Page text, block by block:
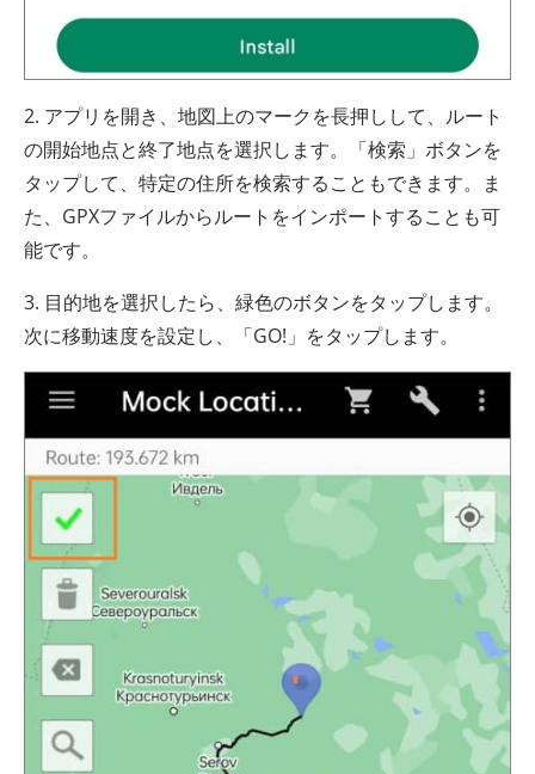
2. アプリを開き、地図上のマークを長押しして、ルート
の開始地点と終了地点を選択します。「検索」ボタンを
タップして、特定の住所を検索することもできます。ま
た、GPXファイルからルートをインポートすることも可
能です。
3. 目的地を選択したら、緑色のボタンをタップします。
次に移動速度を設定し、「GO!」をタップします。